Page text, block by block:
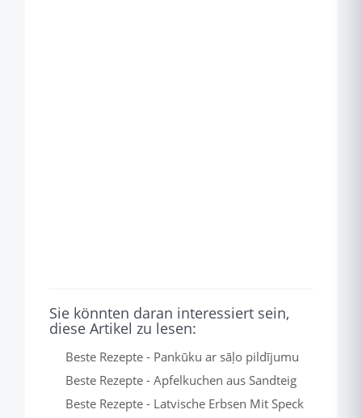
Sie könnten daran interessiert sein,
diese Artikel zu lesen:
Beste Rezepte - Pankūku ar sāļo pildījumu
Beste Rezepte - Apfelkuchen aus Sandteig
Beste Rezepte - Latvische Erbsen Mit Speck